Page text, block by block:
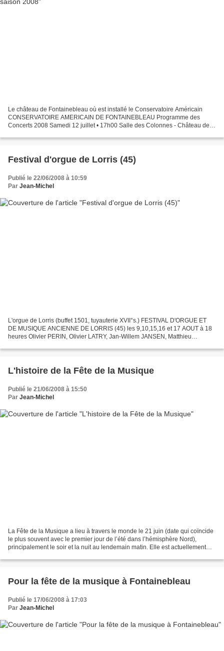
Le château de Fontainebleau où est installé le Conservatoire Américain
CONSERVATOIRE AMERICAIN DE FONTAINEBLEAU Programme des
Concerts 2008 Samedi 12 juillet • 17h00 Salle des Colonnes - Château de
Festival d'orgue de Lorris (45)
Publié le 22/06/2008 à 10:59
Par Jean-Michel
L'orgue de Lorris (buffet 1501, tuyauterie XVII°s.) FESTIVAL D'ORGUE ET
DE MUSIQUE ANCIENNE DE LORRIS (45) les 9,10,15,16 et 17 AOUT à 18
heures Olivier PERIN, Olivier LATRY, Jan-Willem JANSEN, Matthieu
L'histoire de la Fête de la Musique
Publié le 21/06/2008 à 15:50
Par Jean-Michel
La Fête de la Musique a lieu à travers le monde le 21 juin (date qui coïncide
le plus souvent avec le premier jour de l’été dans l’hémisphère Nord),
principalement le soir et la nuit au lendemain matin. Elle est actuellement
Pour la fête de la musique à Fontainebleau
Publié le 17/06/2008 à 17:03
Par Jean-Michel